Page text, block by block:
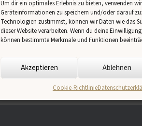
Um dir ein optimales Erlebnis zu bieten, verwenden
Geräteinformationen zu speichern und/oder darauf
Technologien zustimmst, können wir Daten wie das
dieser Website verarbeiten. Wenn du deine
können bestimmte Merkmale und Funktionen
Akzeptieren Ablehnen
Cookie-Richtlinie